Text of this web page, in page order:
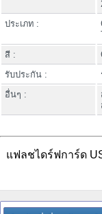
ประเภท :
สี :
รับประกัน :
อื่นๆ :
แฟลชไดร์ฟการ์ด